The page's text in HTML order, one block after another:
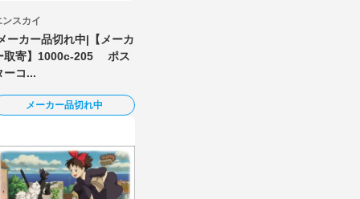
ンスカイ
ーカー品切れ中|【メーカ
取寄】1000c-205 ポス
ーコ...
メーカー品切れ中